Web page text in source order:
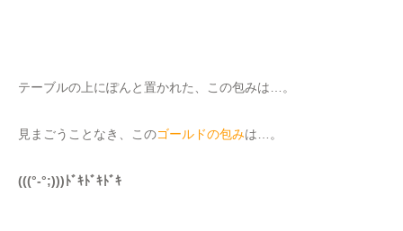
テーブルの上にぽんと置かれた、この包みは…。
見まごうことなき、このゴールドの包みは…。
(((°-°;)))ﾄﾞｷﾄﾞｷﾄﾞｷ